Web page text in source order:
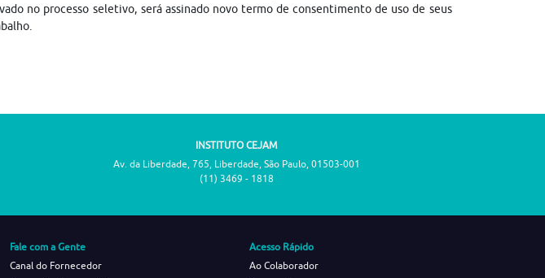
no processo seletivo, será assinado novo termo de consentimento de uso de seus
INSTITUTO CEJAM
Av. da Liberdade, 765, Liberdade, São Paulo, 01503-001
(11) 3469 - 1818
Fale com a Gente
Canal do Fornecedor
Acesso Rápido
Ao Colaborador